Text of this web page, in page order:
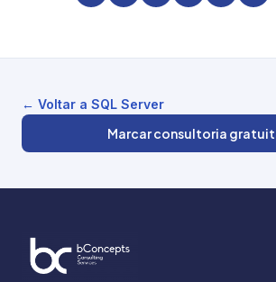
← Voltar a SQL Server
Marcar consultoria